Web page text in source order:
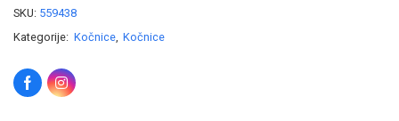
SKU: 559438
Kategorije: Kočnice, Kočnice